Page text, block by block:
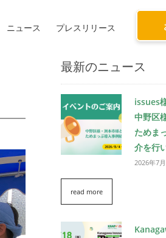
ニュース プレスリリース
最新のニュース
issues
中野区
ためま
介を行
2026年7
read more